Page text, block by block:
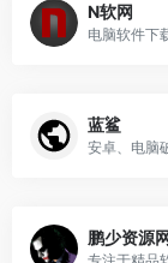
N软网
电脑软件下
蓝鲨
安卓、电脑
鹏少资源